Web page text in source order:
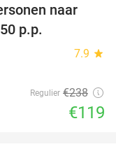
50%
naar
p.p.
7.9 star
Regulier €238
€119